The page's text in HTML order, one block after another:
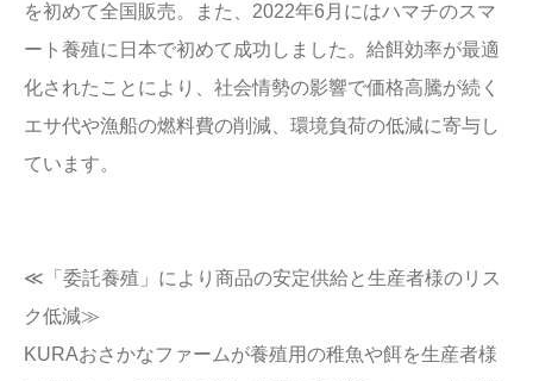
を初めて全国販売。また、2022年6月にはハマチのスマ
ート養殖に日本で初めて成功しました。給餌効率が最適
化されたことにより、社会情勢の影響で価格高騰が続く
エサ代や漁船の燃料費の削減、環境負荷の低減に寄与し
ています。
≪「委託養殖」により商品の安定供給と生産者様のリス
ク低減≫
KURAおさかなファームが養殖用の稚魚や餌を生産者様